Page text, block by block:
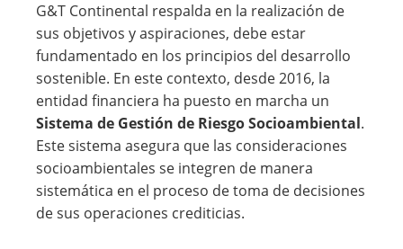
G&T Continental respalda en la realización de
sus objetivos y aspiraciones, debe estar
fundamentado en los principios del desarrollo
sostenible. En este contexto, desde 2016, la
entidad financiera ha puesto en marcha un
Sistema de Gestión de Riesgo Socioambiental.
Este sistema asegura que las consideraciones
socioambientales se integren de manera
sistemática en el proceso de toma de decisiones
de sus operaciones crediticias.